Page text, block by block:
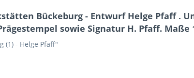
Bückeburg - Entwurf Helge Pfaff .
sowie Signatur H. Pfaff. Maße
(1) - Helge Pfaff"